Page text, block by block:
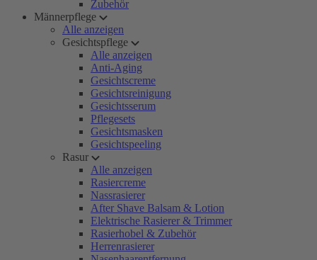
Zubehör
Männerpflege
Alle anzeigen
Gesichtspflege
Alle anzeigen
Anti-Aging
Gesichtscreme
Gesichtsreinigung
Gesichtsserum
Pflegesets
Gesichtsmasken
Gesichtspeeling
Rasur
Alle anzeigen
Rasiercreme
Nassrasierer
After Shave Balsam & Lotion
Elektrische Rasierer & Trimmer
Rasierhobel & Zubehör
Herrenrasierer